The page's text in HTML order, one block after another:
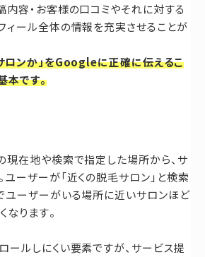
内容・お客様の口コミやそれに対する
ィール全体の情報を充実させることが
ロンか」をGoogleに正確に伝えるこ
本です。
現在地や検索で指定した場所から、サ
ユーザーが「近くの脱毛サロン」と検索
ユーザーがいる場所に近いサロンほど
ります。
ールしにくい要素ですが、サービス提